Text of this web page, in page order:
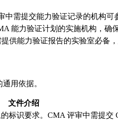
需提交能力验证记录的机构可
能力验证计划的实施机构，确
供能力验证报告的实验室必备，
用依据。
文件介绍
标识要求。CMA 评审中需提交